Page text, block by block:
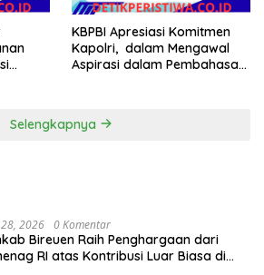
KBPBI Apresiasi Komitmen
Kapolri, dalam Mengawal
Aspirasi dalam Pembahasan
Selengkapnya
2026 0 Komentar
Bireuen Raih Penghargaan dari
RI atas Kontribusi Luar Biasa di